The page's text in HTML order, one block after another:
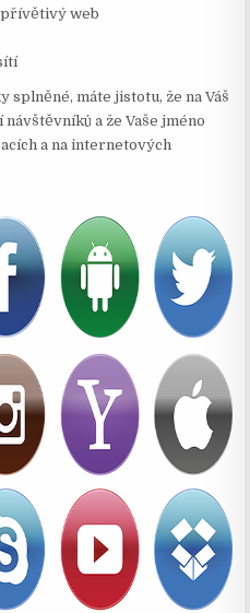
web
máte jistotu, že na Váš
a že Vaše jméno
a na internetových